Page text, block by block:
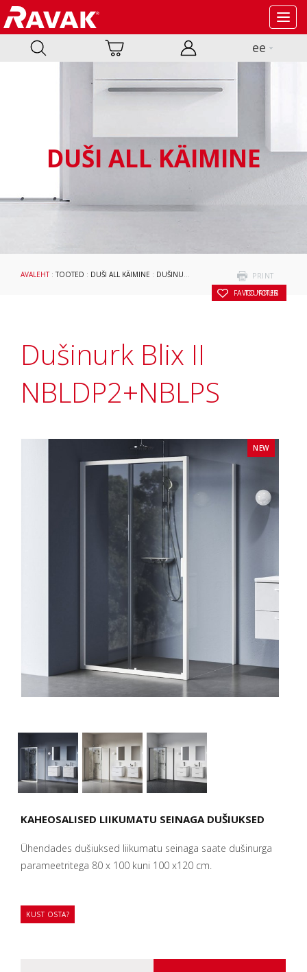
ee
DUŠI ALL KÄIMINE
PRINT
TO YOUR FAVOURITES
AVALEHT:TOOTED : DUŠI ALL KÄIMINE : DUŠINURGAD JA DUŠIUKSED :BLIX II
Dušinurk Blix II
NBLDP2+NBLPS
NEW
KAHEOSALISED LIIKUMATU SEINAGA DUŠIUKSED
Ühendades dušiuksed liikumatu seinaga saate dušinurga
parameetritega 80 x 100 kuni 100 x120 cm.
KUST OSTA?